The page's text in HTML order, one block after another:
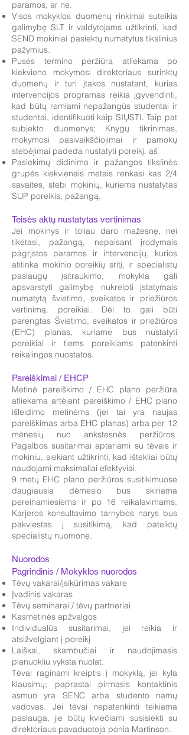
paramos, ar ne.
Visos mokyklos duomenų rinkimai suteikia
galimybę SLT ir valdytojams užtikrinti, kad
SEND mokiniai pasiektų numatytus tikslinius
pažymius.
Pusės termino peržiūra atliekama po
kiekvieno mokymosi direktoriaus surinktų
duomenų ir turi įtakos nustatant, kurias
intervencijos programas reikia įgyvendinti,
kad būtų remiami nepažangūs studentai ir
studentai, identifikuoti kaip SIŲSTI. Taip pat
subjekto duomenys; Knygų tikrinimas,
mokymosi pasivaikščiojimai ir pamokų
stebėjimai padeda nustatyti poreikį. aš
Pasiekimų didinimo ir pažangos tikslinės
grupės kiekvienais metais renkasi kas 2/4
savaites, stebi mokinių, kuriems nustatytas
SUP poreikis, pažangą.
Teisės aktų nustatytas vertinimas
Jei mokinys ir toliau daro mažesnę, nei
tikėtasi, pažangą, nepaisant įrodymais
pagrįstos paramos ir intervencijų, kurios
atitinka mokinio poreikių sritį, ir specialistų
paslaugų įsitraukimo, mokykla gali
apsvarstyti galimybę nukreipti įstatymais
numatytą švietimo, sveikatos ir priežiūros
vertinimą. poreikiai. Dėl to gali būti
parengtas Švietimo, sveikatos ir priežiūros
(EHC) planas, kuriame bus nustatyti
poreikiai ir tiems poreikiams patenkinti
reikalingos nuostatos.
Pareiškimai / EHCP
Metinė pareiškimo / EHC plano peržiūra
atliekama artėjant pareiškimo / EHC plano
išleidimo metinėms (jei tai yra naujas
pareiškimas arba EHC planas) arba per 12
mėnesių nuo ankstesnės peržiūros.
Pagalbos susitarimai aptariami su tėvais ir
mokiniu, siekiant užtikrinti, kad ištekliai būtų
naudojami maksimaliai efektyviai.
9 metų EHC plano peržiūros susitikimuose
daugiausia dėmesio bus skiriama
pereinamiesiems ir po 16 reikalavimams.
Karjeros konsultavimo tarnybos narys bus
pakviestas į susitikimą, kad pateiktų
specialistų nuomonę.
Nuorodos
Pagrindinis / Mokyklos nuorodos
Tėvų vakarai/įsikūrimas vakare
Įvadinis vakaras
Tėvų seminarai / tėvų partneriai
Kasmetinės apžvalgos
Individualūs susitarimai, jei reikia ir
atsižvelgiant į poreikį
Laiškai, skambučiai ir naudojimasis
planuokliu vyksta nuolat.
Tėvai raginami kreiptis į mokyklą, jei kyla
klausimų; paprastai pirmasis kontaktinis
asmuo yra SENC arba studento namų
vadovas. Jei tėvai nepatenkinti teikiama
paslauga, jie būtų kviečiami susisiekti su
direktoriaus pavaduotoja ponia Martinson.